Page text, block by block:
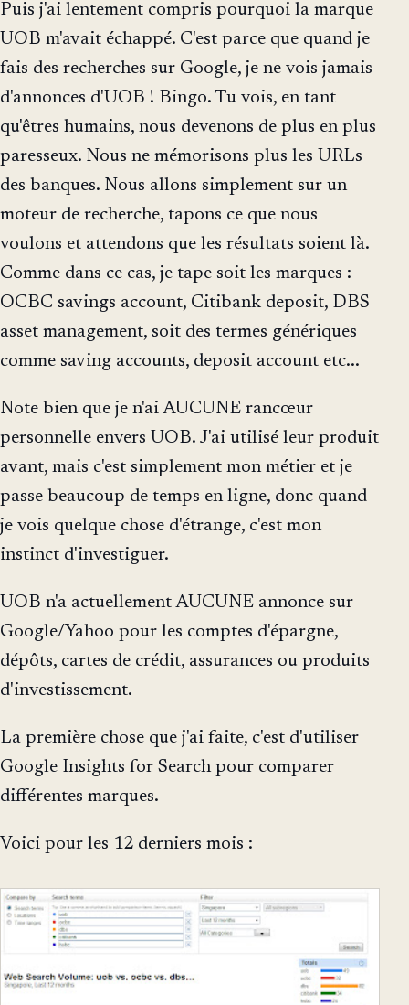
Puis j'ai lentement compris pourquoi la marque
UOB m'avait échappé. C'est parce que quand je
fais des recherches sur Google, je ne vois jamais
d'annonces d'UOB ! Bingo. Tu vois, en tant
qu'êtres humains, nous devenons de plus en plus
paresseux. Nous ne mémorisons plus les URLs
des banques. Nous allons simplement sur un
moteur de recherche, tapons ce que nous
voulons et attendons que les résultats soient là.
Comme dans ce cas, je tape soit les marques :
OCBC savings account, Citibank deposit, DBS
asset management, soit des termes génériques
comme saving accounts, deposit account etc...
Note bien que je n'ai AUCUNE rancœur
personnelle envers UOB. J'ai utilisé leur produit
avant, mais c'est simplement mon métier et je
passe beaucoup de temps en ligne, donc quand
je vois quelque chose d'étrange, c'est mon
instinct d'investiguer.
UOB n'a actuellement AUCUNE annonce sur
Google/Yahoo pour les comptes d'épargne,
dépôts, cartes de crédit, assurances ou produits
d'investissement.
La première chose que j'ai faite, c'est d'utiliser
Google Insights for Search pour comparer
différentes marques.
Voici pour les 12 derniers mois :